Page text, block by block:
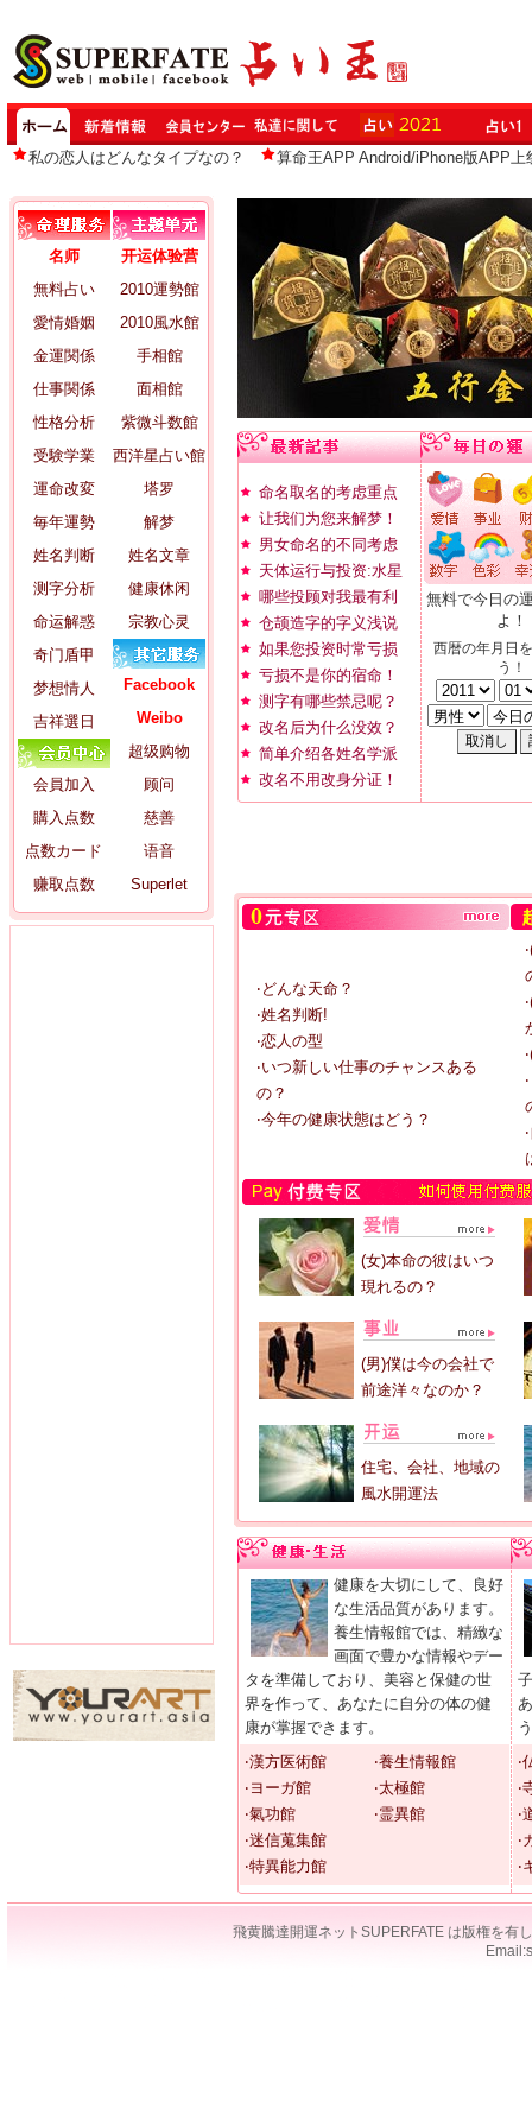
私の恋人はどんなタイプなの？ 算命王APP Android/iPhone版APP上
名师
無料占い
愛情婚姻
金運関係
仕事関係
性格分析
受験学業
運命改変
毎年運勢
姓名判断
测字分析
命运解惑
奇门盾甲
梦想情人
吉祥選日
会員加入
購入点数
点数カード
赚取点数
开运体验营
2010運勢館
2010風水館
手相館
面相館
紫微斗数館
西洋星占い館
塔罗
解梦
姓名文章
健康休闲
宗教心灵
Facebook
Weibo
超级购物
顾问
慈善
语音
Superlet
命名取名的考虑重点
让我们为您来解梦！
男女命名的不同考虑
天体运行与投资:水星
哪些投顾对我最有利
仓颉造字的字义浅说
如果您投资时常亏损
亏损不是你的宿命！
测字有哪些禁忌呢？
改名后为什么没效？
简单介绍各姓名学派
改名不用改身分证！
無料で今日の
よ！
西暦の年月日
う！
‧どんな天命？
‧姓名判断!
‧恋人の型
‧いつ新しい仕事のチャンスある
の？
‧今年の健康状態はどう？
(女)本命の彼はいつ
現れるの？
(男)僕は今の会社で
前途洋々なのか？
住宅、会社、地域の
風水開運法
健康を大切にして、良好
な生活品質があります。
養生情報館では、精緻な
画面で豊かな情報やデー
タを準備しており、美容と保健の世
界を作って、あなたに自分の体の健
康が掌握できます。
‧漢方医術館
‧養生情報館
‧ヨーガ館
‧太極館
‧氣功館
‧霊異館
‧迷信蒐集館
‧特異能力館
‧
‧
‧
‧
‧
飛黄騰達開運ネットSUPERFATE は版権を有
Email: